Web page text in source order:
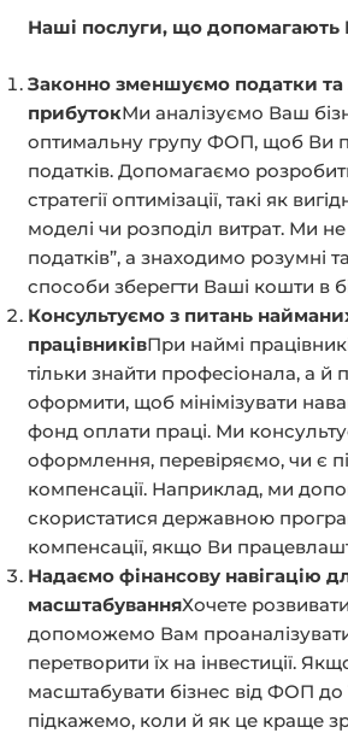
Наші послуги, що допомагають
Законно зменшуємо податки та
прибутокМи аналізуємо Ваш
оптимальну групу ФОП, щоб Ви
податків. Допомагаємо
стратегії оптимізації, такі як
моделі чи розподіл витрат. Ми
податків”, а знаходимо розумні
способи зберегти Ваші кошти в
Консультуємо з питань
працівниківПри наймі
тільки знайти професіонала, а й
оформити, щоб мінімізувати
фонд оплати праці. Ми
оформлення, перевіряємо, чи є
компенсації. Наприклад, ми
скористатися державною
компенсації, якщо Ви
Надаємо фінансову навігацію
масштабуванняХочете
допоможемо Вам
перетворити їх на інвестиції.
масштабувати бізнес від ФОП
підкажемо, коли й як це краще